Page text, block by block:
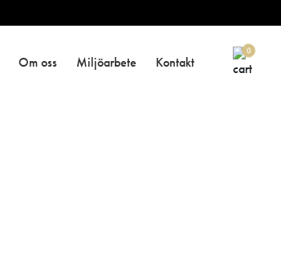
Om oss Miljöarbete Kontakt
0